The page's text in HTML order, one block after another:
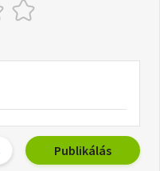
Publikálás